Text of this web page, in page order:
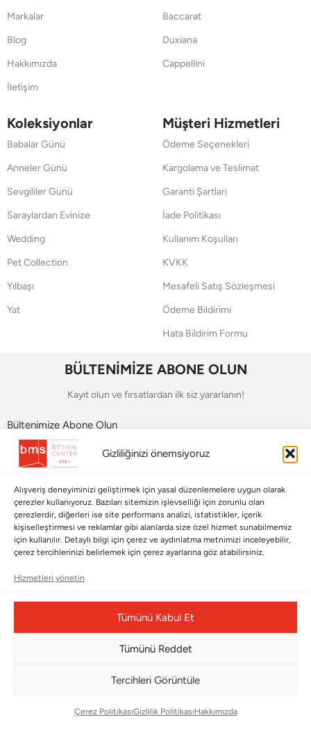
Gizliliğinizi önemsiyoruz
Alışveriş deneyiminizi geliştirmek için yasal düzenlemelere uygun olarak
çerezler kullanıyoruz. Bazıları sitemizin işlevselliği için zorunlu olan
çerezlerdir, diğerleri ise site performans analizi, istatistikler, içerik
kişiselleştirmesi ve reklamlar gibi alanlarda size özel hizmet sunabilmemiz
için kullanılır. Detaylı bilgi için çerez ve aydınlatma metnimizi inceleyebilir,
çerez tercihlerinizi belirlemek için çerez ayarlarına göz atabilirsiniz.
Hizmetleri yönetin
Tümünü Kabul Et
Tümünü Reddet
Tercihleri Görüntüle
Çerez PolitikasıGizlilik PolitikasıHakkımızda
Markalar
Blog
Hakkımızda
İletişim
Baccarat
Duxiana
Cappellini
Koleksiyonlar
Babalar Günü
Anneler Günü
Sevgililer Günü
Saraylardan Evinize
Wedding
Pet Collection
Yılbaşı
Yat
Müşteri Hizmetleri
Ödeme Seçenekleri
Kargolama ve Teslimat
Garanti Şartları
İade Politikası
Kullanım Koşulları
KVKK
Mesafeli Satış Sözleşmesi
Ödeme Bildirimi
Hata Bildirim Formu
BÜLTENİMİZE ABONE OLUN
Kayıt olun ve fırsatlardan ilk siz yararlanın!
Bültenimize Abone Olun
Bizi Takip Edin